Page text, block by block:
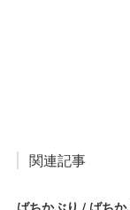
関連記事
ばちかぶり / ばち